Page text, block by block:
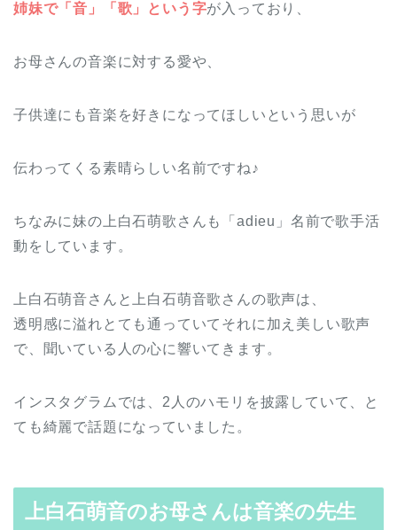
姉妹で「音」「歌」という字が入っており、
お母さんの音楽に対する愛や、
子供達にも音楽を好きになってほしいという思いが
伝わってくる素晴らしい名前ですね♪
ちなみに妹の上白石萌歌さんも「adieu」名前で歌手活
動をしています。
上白石萌音さんと上白石萌音歌さんの歌声は、
透明感に溢れとても通っていてそれに加え美しい歌声
で、聞いている人の心に響いてきます。
インスタグラムでは、2人のハモリを披露していて、と
ても綺麗で話題になっていました。
上白石萌音のお母さんは音楽の先生